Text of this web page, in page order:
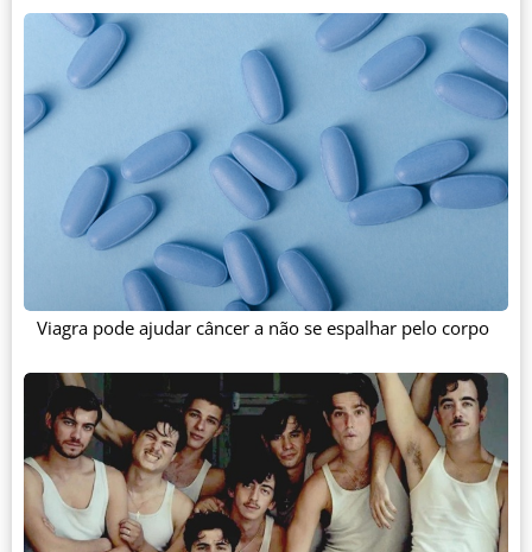
Viagra pode ajudar câncer a não se espalhar pelo corpo